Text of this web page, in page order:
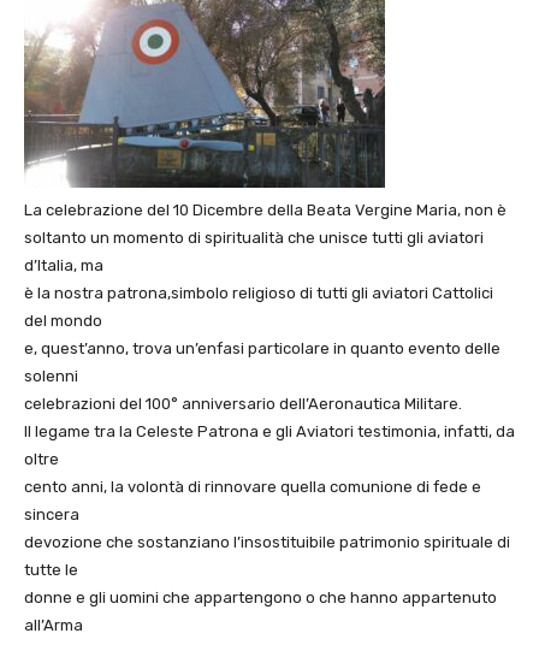
La celebrazione del 10 Dicembre della Beata Vergine Maria, non è
soltanto un momento di spiritualità che unisce tutti gli aviatori
d’Italia, ma
è la nostra patrona,simbolo religioso di tutti gli aviatori Cattolici
del mondo
e, quest’anno, trova un’enfasi particolare in quanto evento delle
solenni
celebrazioni del 100° anniversario dell’Aeronautica Militare.
Il legame tra la Celeste Patrona e gli Aviatori testimonia, infatti, da
oltre
cento anni, la volontà di rinnovare quella comunione di fede e
sincera
devozione che sostanziano l’insostituibile patrimonio spirituale di
tutte le
donne e gli uomini che appartengono o che hanno appartenuto
all’Arma